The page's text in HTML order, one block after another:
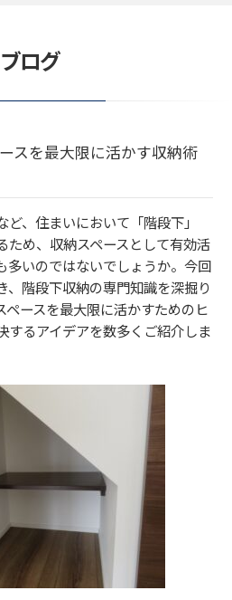
ブログ
スを最大限に活かす収納術
、住まいにおいて「階段下」
ため、収納スペースとして有効活
多いのではないでしょうか。今回
、階段下収納の専門知識を深掘り
ペースを最大限に活かすためのヒ
するアイデアを数多くご紹介しま